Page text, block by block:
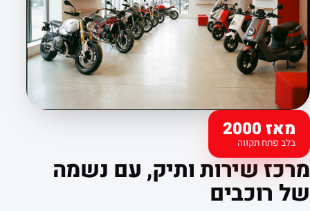
מאז 2000
בלב פתח תקווה
קצת עלינו
מרכז שירות ותיק, עם נשמה
של רוכבים